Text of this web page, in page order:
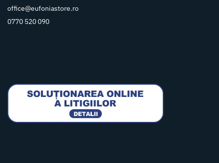
office@eufoniastore.ro
0770 520 090